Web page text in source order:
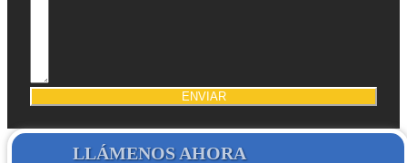
ENVIAR
LLÁMENOS AHORA